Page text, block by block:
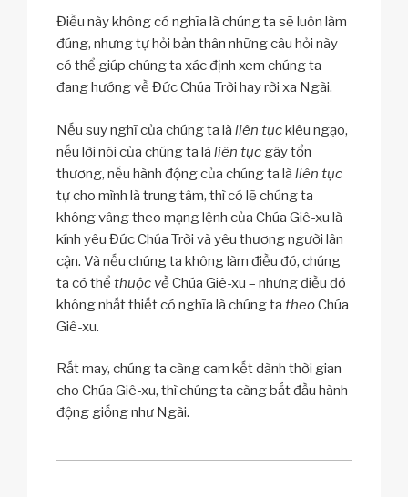
Điều này không có nghĩa là chúng ta sẽ luôn làm
đúng, nhưng tự hỏi bản thân những câu hỏi này
có thể giúp chúng ta xác định xem chúng ta
đang hướng về Đức Chúa Trời hay rời xa Ngài.
Nếu suy nghĩ của chúng ta là liên tụckiêu ngạo,
nếu lời nói của chúng ta là liên tục gây tổn
thương, nếu hành động của chúng ta là liên tục
tự cho mình là trung tâm, thì có lẽ chúng ta
không vâng theo mạng lệnh của Chúa Giê-xu là
kính yêu Đức Chúa Trời và yêu thương người lân
cận. Và nếu chúng ta không làm điều đó, chúng
ta có thể thuộc vềChúa Giê-xu – nhưng điều đó
không nhất thiết có nghĩa là chúng ta theoChúa
Giê-xu.
Rất may, chúng ta càng cam kết dành thời gian
cho Chúa Giê-xu, thì chúng ta càng bắt đầu hành
động giống như Ngài.